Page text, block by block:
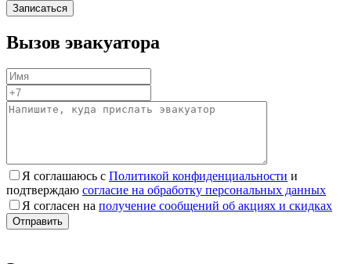
Вызов эвакуатора
Я соглашаюсь с Политикой конфиденциальности и
подтверждаю согласие на обработку персональных данных
Я согласен на получение сообщений об акциях и скидках